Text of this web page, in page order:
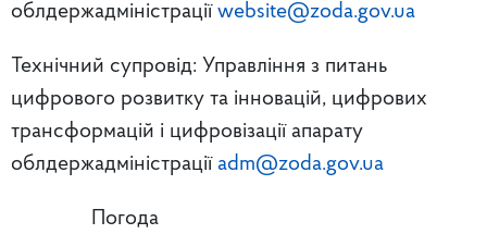
облдержадміністрації website@zoda.gov.ua
Технічний супровід: Управління з питань
цифрового розвитку та інновацій, цифрових
трансформацій і цифровізації апарату
облдержадміністрації adm@zoda.gov.ua
Погода